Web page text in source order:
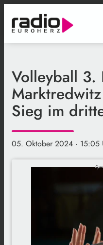
Volleyball 3.
Sieg im
05. Oktober 2024 · 15:05